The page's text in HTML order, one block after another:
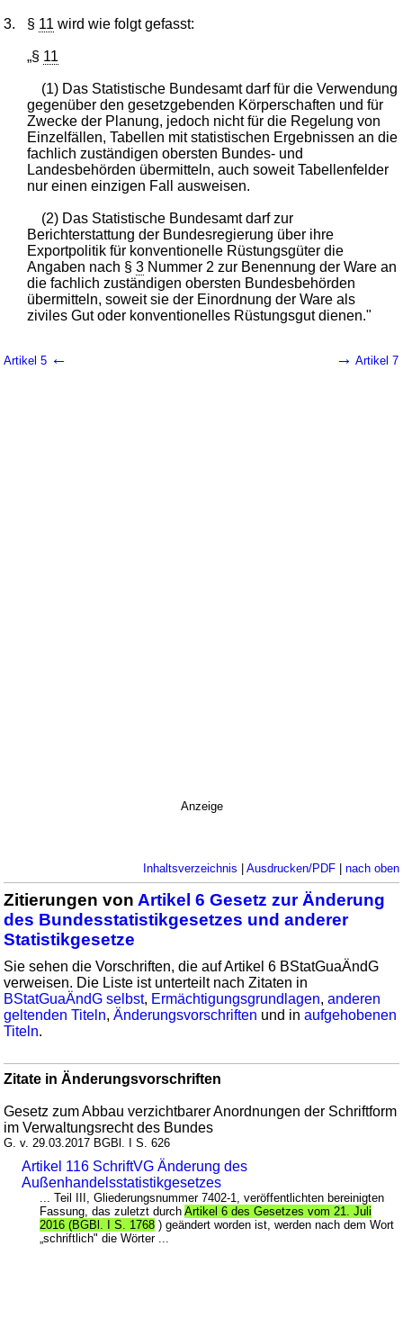
3. § 11 wird wie folgt gefasst:
„§ 11
(1) Das Statistische Bundesamt darf für die Verwendung
gegenüber den gesetzgebenden Körperschaften und für
Zwecke der Planung, jedoch nicht für die Regelung von
Einzelfällen, Tabellen mit statistischen Ergebnissen an die
fachlich zuständigen obersten Bundes- und
Landesbehörden übermitteln, auch soweit Tabellenfelder
nur einen einzigen Fall ausweisen.
(2) Das Statistische Bundesamt darf zur
Berichterstattung der Bundesregierung über ihre
Exportpolitik für konventionelle Rüstungsgüter die
Angaben nach §3 Nummer 2 zur Benennung der Ware an
die fachlich zuständigen obersten Bundesbehörden
übermitteln, soweit sie der Einordnung der Ware als
ziviles Gut oder konventionelles Rüstungsgut dienen."
Artikel 5 ← → Artikel 7
Anzeige
Inhaltsverzeichnis | Ausdrucken/PDF| nach oben
Zitierungen von Artikel 6 Gesetz zur Änderung
des Bundesstatistikgesetzes und anderer
Statistikgesetze
Sie sehen die Vorschriften, die auf Artikel 6 BStatGuaÄndG
verweisen. Die Liste ist unterteilt nach Zitaten in
BStatGuaÄndG selbst, Ermächtigungsgrundlagen,anderen
geltenden Titeln,Änderungsvorschriften und inaufgehobenen
Titeln.
Zitate in Änderungsvorschriften
Gesetz zum Abbau verzichtbarer Anordnungen der Schriftform
im Verwaltungsrecht des Bundes
G. v. 29.03.2017 BGBl. I S. 626
Artikel 116 SchriftVG Änderung des
Außenhandelsstatistikgesetzes
... Teil III, Gliederungsnummer 7402-1, veröffentlichten bereinigten
Fassung, das zuletzt durchArtikel 6 des Gesetzes vom 21. Juli
2016 (BGBl. I S. 1768 ) geändert worden ist, werden nach dem Wort
„schriftlich" die Wörter ...